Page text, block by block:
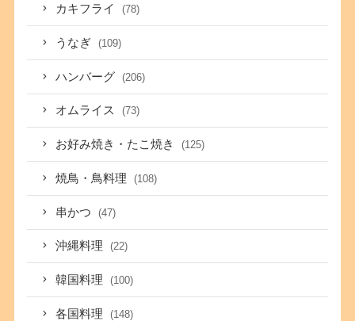
カキフライ (78)
うなぎ (109)
ハンバーグ (206)
オムライス (73)
お好み焼き・たこ焼き (125)
焼鳥・鳥料理 (108)
串かつ (47)
沖縄料理 (22)
韓国料理 (100)
各国料理 (148)